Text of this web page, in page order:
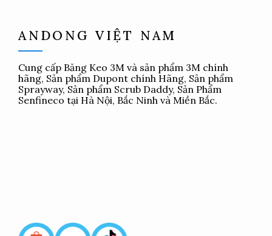
ANDONG VIỆT NAM
Cung cấp Băng Keo 3M và sản phẩm 3M chính
hãng, Sản phẩm Dupont chính Hãng, Sản phẩm
Sprayway, Sản phẩm Scrub Daddy, Sản Phẩm
Senfineco tại Hà Nội, Bắc Ninh và Miền Bắc.